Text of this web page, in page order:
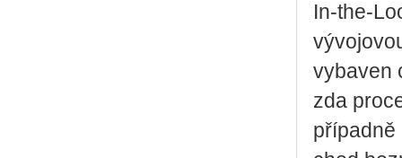
In-the-
vybaven
zda
případně